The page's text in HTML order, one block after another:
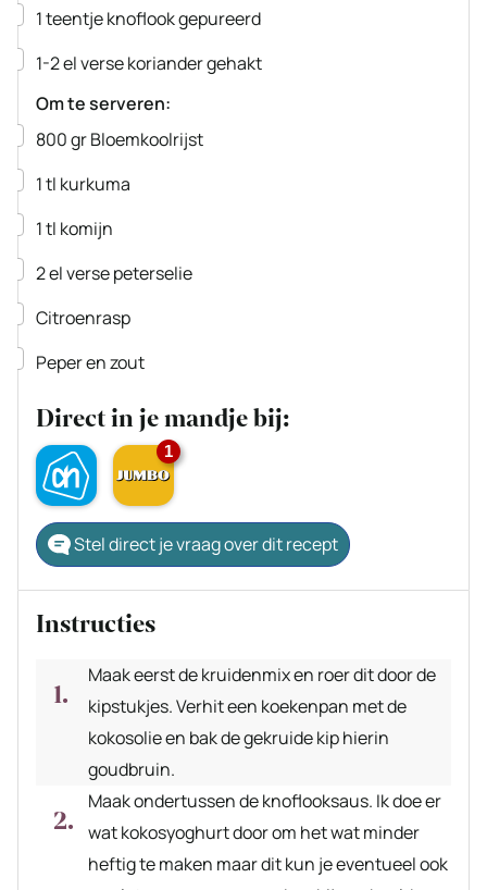
▢
1teentjeknoflookgepureerd
▢
1-2elverse koriandergehakt
Om te serveren:
▢
800grBloemkoolrijst
▢
1tl kurkuma
▢
1tl komijn
▢
2elverse peterselie
▢
Citroenrasp
▢
Peper en zout
Direct in je mandje bij:
1
Stel direct je vraag over dit recept
Instructies
Maak eerst de kruidenmix en roer dit door de
kipstukjes. Verhit een koekenpan met de
kokosolie en bak de gekruide kip hierin
goudbruin.
Maak ondertussen de knoflooksaus. Ik doe er
wat kokosyoghurt door om het wat minder
heftig te maken maar dit kun je eventueel ook